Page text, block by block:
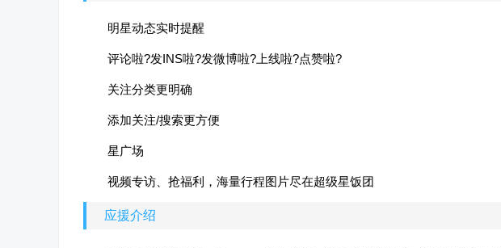
明星动态实时提醒
评论啦?发INS啦?发微博啦?上线啦?点赞啦?
关注分类更明确
添加关注/搜索更方便
星广场
视频专访、抢福利，海量行程图片尽在超级星饭团
应援介绍